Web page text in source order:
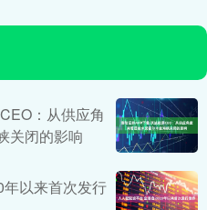
：从供应角
关闭的影响
以来首次发行